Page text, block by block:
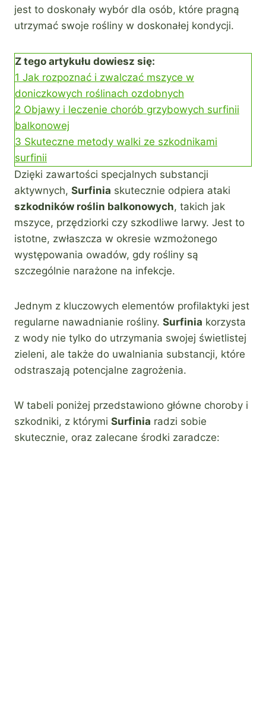
jest to doskonały wybór dla osób, które pragną
utrzymać swoje rośliny w doskonałej kondycji.
Z tego artykułu dowiesz się:
1 Jak rozpoznać i zwalczać mszyce w
doniczkowych roślinach ozdobnych
2 Objawy i leczenie chorób grzybowych surfinii
balkonowej
3 Skuteczne metody walki ze szkodnikami
surfinii
Dzięki zawartości specjalnych substancji
aktywnych, Surfinia skutecznie odpiera ataki
szkodników roślin balkonowych, takich jak
mszyce, przędziorki czy szkodliwe larwy. Jest to
istotne, zwłaszcza w okresie wzmożonego
występowania owadów, gdy rośliny są
szczególnie narażone na infekcje.
Jednym z kluczowych elementów profilaktyki jest
regularne nawadnianie rośliny. Surfinia korzysta
z wody nie tylko do utrzymania swojej świetlistej
zieleni, ale także do uwalniania substancji, które
odstraszają potencjalne zagrożenia.
W tabeli poniżej przedstawiono główne choroby i
szkodniki, z którymi Surfinia radzi sobie
skutecznie, oraz zalecane środki zaradcze: